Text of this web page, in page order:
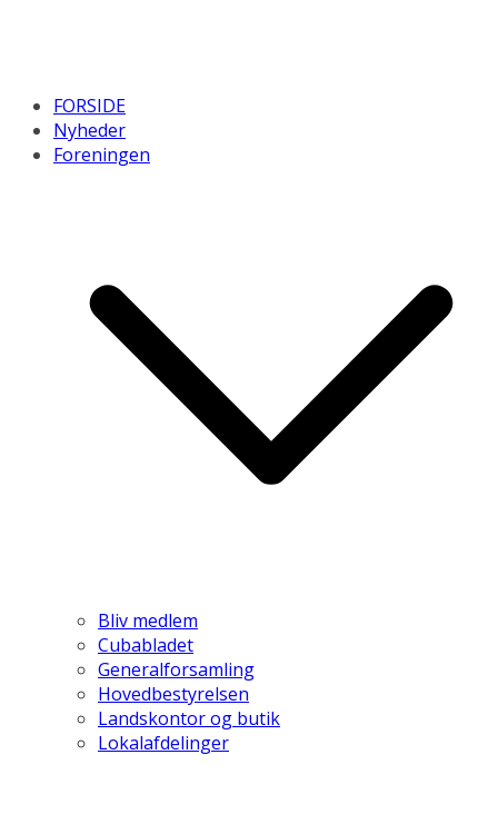
FORSIDE
Nyheder
Foreningen
Bliv medlem
Cubabladet
Generalforsamling
Hovedbestyrelsen
Landskontor og butik
Lokalafdelinger